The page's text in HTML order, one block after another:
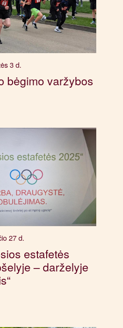
3 d.
bėgimo varžybos
27 d.
estafetės
– darželyje